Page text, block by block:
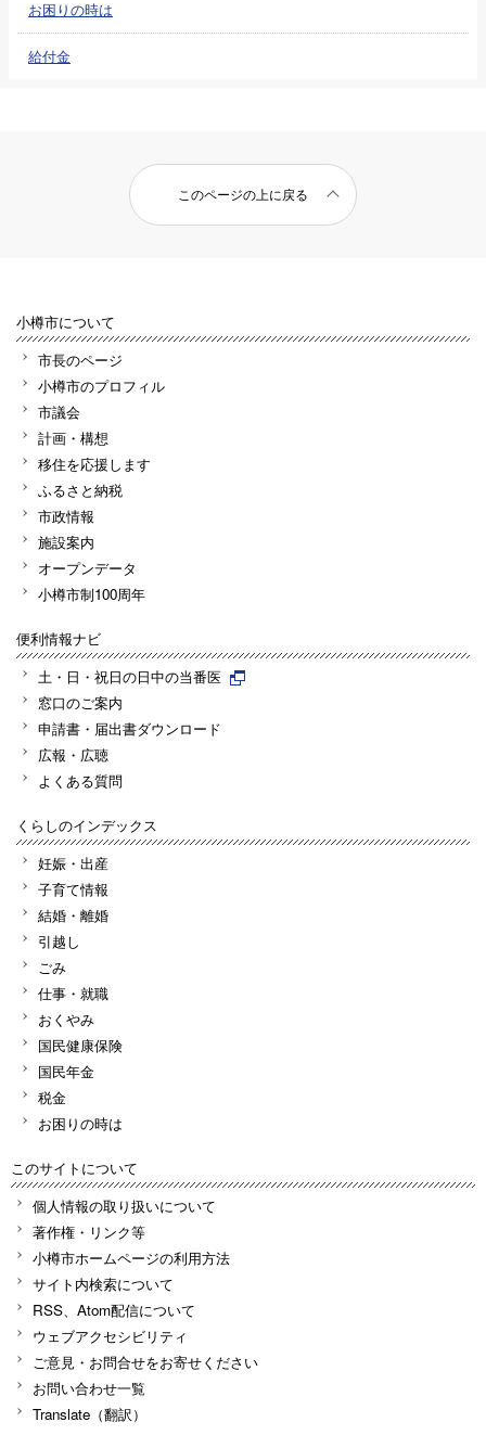
お困りの時は
給付金
このページの上に戻る
小樽市について
市長のページ
小樽市のプロフィル
市議会
計画・構想
移住を応援します
ふるさと納税
市政情報
施設案内
オープンデータ
小樽市制100周年
便利情報ナビ
土・日・祝日の日中の当番医
窓口のご案内
申請書・届出書ダウンロード
広報・広聴
よくある質問
くらしのインデックス
妊娠・出産
子育て情報
結婚・離婚
引越し
ごみ
仕事・就職
おくやみ
国民健康保険
国民年金
税金
お困りの時は
このサイトについて
個人情報の取り扱いについて
著作権・リンク等
小樽市ホームページの利用方法
サイト内検索について
RSS、Atom配信について
ウェブアクセシビリティ
ご意見・お問合せをお寄せください
お問い合わせ一覧
Translate（翻訳）